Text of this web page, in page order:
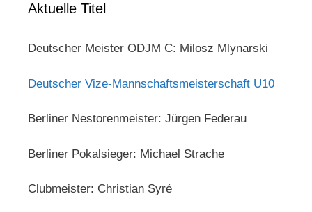
Aktuelle Titel
Deutscher Meister ODJM C: Milosz Mlynarski
Deutscher Vize-Mannschaftsmeisterschaft U10
Berliner Nestorenmeister: Jürgen Federau
Berliner Pokalsieger: Michael Strache
Clubmeister: Christian Syré